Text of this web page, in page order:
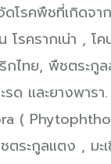
โรคพืชที่เกิดจา
โรครากเน่า , โ
กไทย, พืชตระกู
รด และยางพารา
(
ตระกูลแตง , มะ